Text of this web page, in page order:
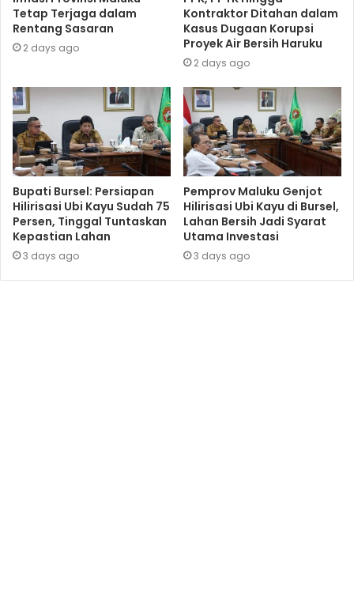
Tetap Terjaga dalam
Rentang Sasaran
2 days ago
Kontraktor Ditahan dalam
Kasus Dugaan Korupsi
Proyek Air Bersih Haruku
2 days ago
Bupati Bursel: Persiapan
Hilirisasi Ubi Kayu Sudah 75
Persen, Tinggal Tuntaskan
Kepastian Lahan
3 days ago
Pemprov Maluku Genjot
Hilirisasi Ubi Kayu di Bursel,
Lahan Bersih Jadi Syarat
Utama Investasi
3 days ago